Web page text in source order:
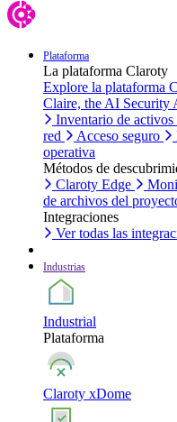
Plataforma
La plataforma Claroty
Explore la plataforma
Claire, the AI Security
Inventario de activos
red
Acceso seguro
operativa
Métodos de
Claroty Edge
de archivos del
Integraciones
Ver todas las
Industrias
Industrial
Plataforma
Claroty xDome